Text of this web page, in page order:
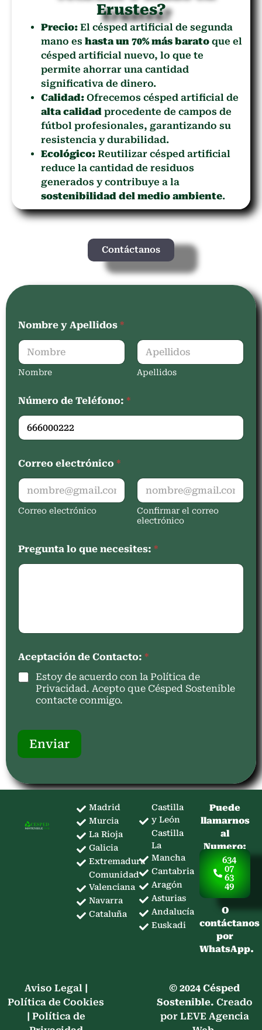
Erustes?
Precio: El césped artificial de segunda
mano es hasta un 70% más barato que el
césped artificial nuevo, lo que te
permite ahorrar una cantidad
significativa de dinero.
Calidad: Ofrecemos césped artificial de
alta calidad procedente de campos de
fútbol profesionales, garantizando su
resistencia y durabilidad.
Ecológico: Reutilizar césped artificial
reduce la cantidad de residuos
generados y contribuye a la
sostenibilidad del medio ambiente.
Contáctanos
Nombre y Apellidos *
Nombre Apellidos
Número de Teléfono: *
Correo electrónico *
Correo electrónico
Confirmar el correo
electrónico
Pregunta lo que necesites: *
Aceptación de Contacto: *
Estoy de acuerdo con la Política de
Privacidad. Acepto que Césped Sostenible
contacte conmigo.
Enviar
Madrid
Murcia
La Rioja
Galicia
Extremadura
Comunidad
Valenciana
Navarra
Cataluña
Castilla
y León
Castilla
La
Mancha
Cantabria
Aragón
Asturias
Andalucía
Euskadi
Puede
llamarnos
al
Numero:
634
07
63
49
O
contáctanos
por
WhatsApp.
Aviso Legal |
Política de Cookies
| Política de
© 2024 Césped
Sostenible. Creado
por LEVE Agencia